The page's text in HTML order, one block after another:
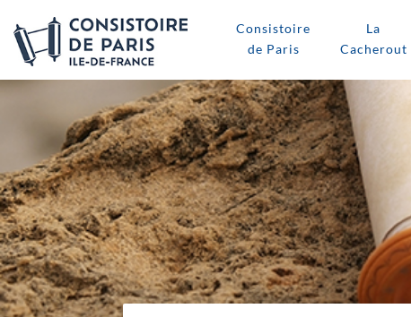
Consistoire
de Paris
La
Cacherout